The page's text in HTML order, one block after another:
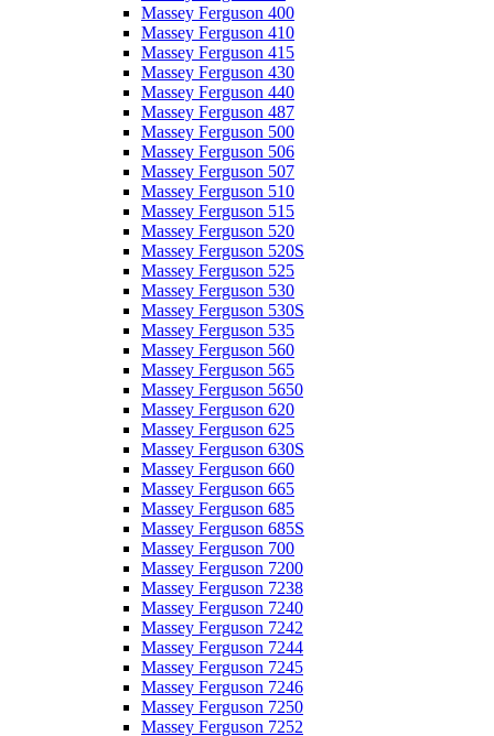
Massey Ferguson 400
Massey Ferguson 410
Massey Ferguson 415
Massey Ferguson 430
Massey Ferguson 440
Massey Ferguson 487
Massey Ferguson 500
Massey Ferguson 506
Massey Ferguson 507
Massey Ferguson 510
Massey Ferguson 515
Massey Ferguson 520
Massey Ferguson 520S
Massey Ferguson 525
Massey Ferguson 530
Massey Ferguson 530S
Massey Ferguson 535
Massey Ferguson 560
Massey Ferguson 565
Massey Ferguson 5650
Massey Ferguson 620
Massey Ferguson 625
Massey Ferguson 630S
Massey Ferguson 660
Massey Ferguson 665
Massey Ferguson 685
Massey Ferguson 685S
Massey Ferguson 700
Massey Ferguson 7200
Massey Ferguson 7238
Massey Ferguson 7240
Massey Ferguson 7242
Massey Ferguson 7244
Massey Ferguson 7245
Massey Ferguson 7246
Massey Ferguson 7250
Massey Ferguson 7252